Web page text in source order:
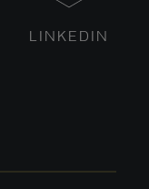
LINKEDIN